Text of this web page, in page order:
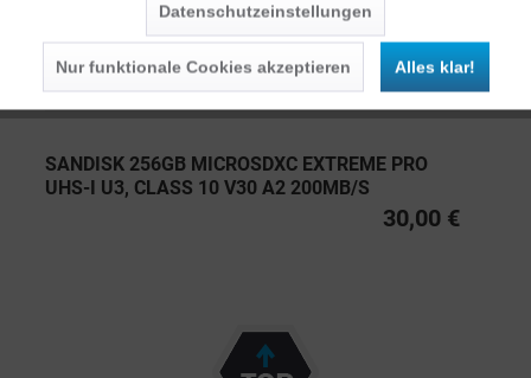
SANDISK 256GB MICROSDXC EXTREME PRO
UHS-I U3, CLASS 10 V30 A2 200MB/S
30,00 €
Datenschutzeinstellungen
Nur funktionale Cookies akzeptieren Alles klar!